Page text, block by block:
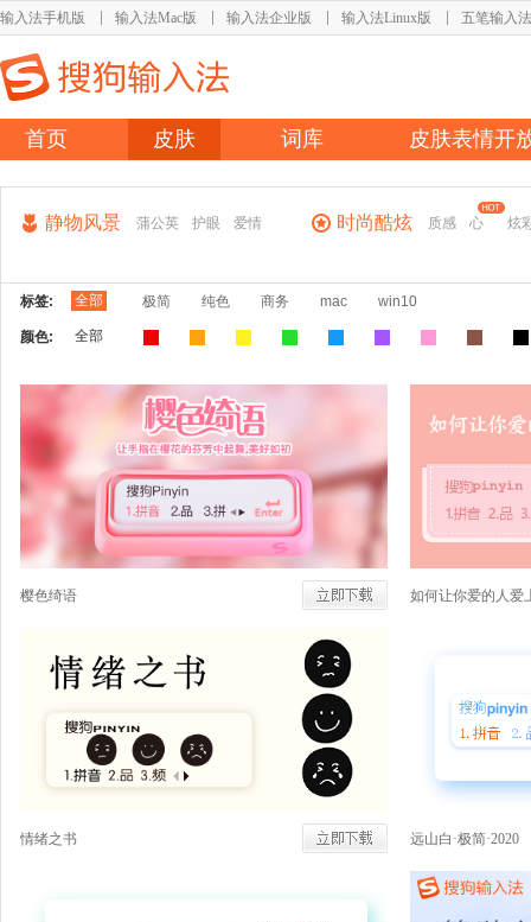
输入法手机版 输入法Mac版 输入法企业版 输入法Linux版 五笔输入法
首页 皮肤 词库 皮肤表情开
静物风景 蒲公英 护眼 爱情 时尚酷炫 质感 心 炫
标签: 全部 极简 纯色 商务 mac win10
颜色: 全部
樱色绮语 如何让你爱的人爱
情绪之书 远山白·极简·2020